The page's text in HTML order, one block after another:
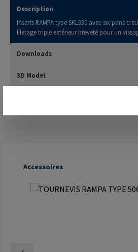
Description
Inserts RAMPA type SKL330 avec six pans
filetage triple extérieur breveté pour un
Downloads
3D Model
Ignorer la galerie de produits
Accessoires